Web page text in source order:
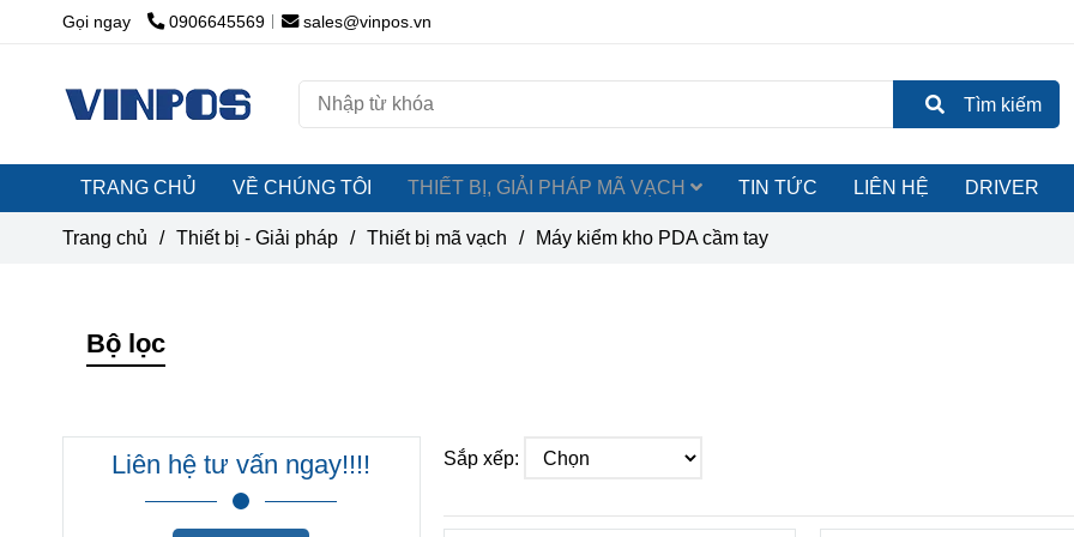
Bộ lọc
Sắp xếp:
Liên hệ tư vấn ngay!!!!
Trang chủ / Thiết bị - Giải pháp / Thiết bị mã vạch / Máy kiểm kho PDA cầm tay
Gọi ngay 0906645569 sales@vinpos.vn
Tìm kiếm
TRANG CHỦ VỀ CHÚNG TÔI THIẾT BỊ, GIẢI PHÁP MÃ VẠCH TIN TỨC LIÊN HỆ DRIVER